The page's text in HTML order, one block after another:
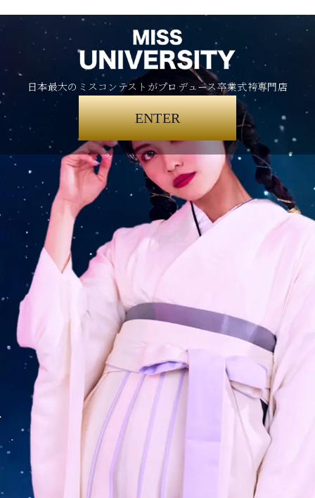
日本最大のミスコンテストがプロデュース卒業式袴専門店
ENTER